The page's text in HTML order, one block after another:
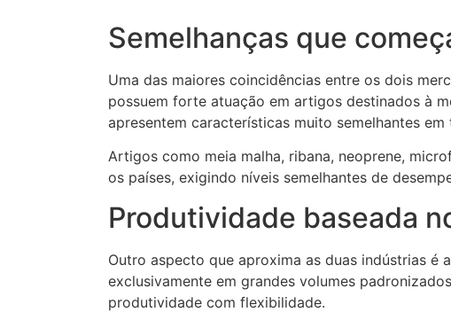
Semelhanças que
Uma das maiores coincidências entre os dois
possuem forte atuação em artigos destinados à
apresentem características muito semelhantes
Artigos como meia malha, ribana, neoprene,
os países, exigindo níveis semelhantes de
Produtividade baseada
Outro aspecto que aproxima as duas indústrias
exclusivamente em grandes volumes
produtividade com flexibilidade.